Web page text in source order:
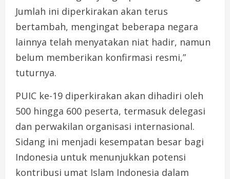
Jumlah ini diperkirakan akan terus
bertambah, mengingat beberapa negara
lainnya telah menyatakan niat hadir, namun
belum memberikan konfirmasi resmi,”
tuturnya.
PUIC ke-19 diperkirakan akan dihadiri oleh
500 hingga 600 peserta, termasuk delegasi
dan perwakilan organisasi internasional.
Sidang ini menjadi kesempatan besar bagi
Indonesia untuk menunjukkan potensi
kontribusi umat Islam Indonesia dalam